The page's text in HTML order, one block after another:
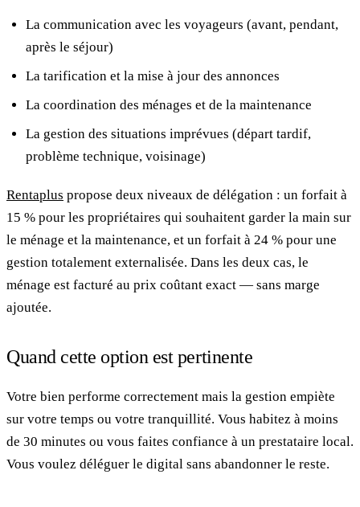
La communication avec les voyageurs (avant, pendant,
après le séjour)
La tarification et la mise à jour des annonces
La coordination des ménages et de la maintenance
La gestion des situations imprévues (départ tardif,
problème technique, voisinage)
Rentaplus propose deux niveaux de délégation : un forfait à
15 % pour les propriétaires qui souhaitent garder la main sur
le ménage et la maintenance, et un forfait à 24 % pour une
gestion totalement externalisée. Dans les deux cas, le
ménage est facturé au prix coûtant exact — sans marge
ajoutée.
Quand cette option est pertinente
Votre bien performe correctement mais la gestion empiète
sur votre temps ou votre tranquillité. Vous habitez à moins
de 30 minutes ou vous faites confiance à un prestataire local.
Vous voulez déléguer le digital sans abandonner le reste.